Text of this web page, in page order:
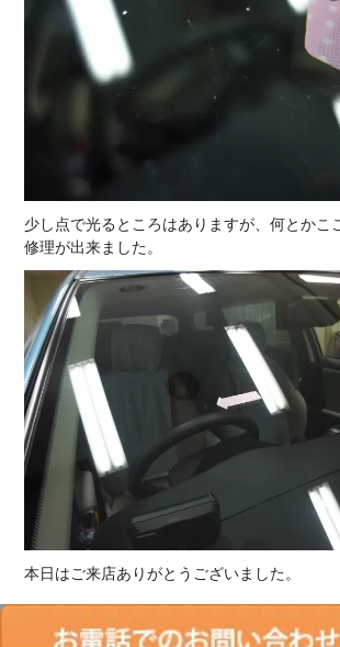
少し点で光るところはありますが、何とかこ
修理が出来ました。
本日はご来店ありがとうございました。